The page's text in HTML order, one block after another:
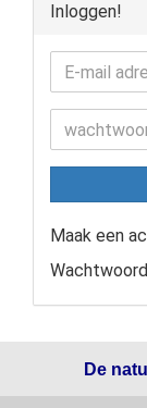
Inloggen!
Maak een
De